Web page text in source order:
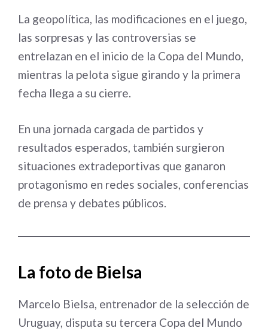
La geopolítica, las modificaciones en el juego,
las sorpresas y las controversias se
entrelazan en el inicio de la Copa del Mundo,
mientras la pelota sigue girando y la primera
fecha llega a su cierre.
En una jornada cargada de partidos y
resultados esperados, también surgieron
situaciones extradeportivas que ganaron
protagonismo en redes sociales, conferencias
de prensa y debates públicos.
La foto de Bielsa
Marcelo Bielsa, entrenador de la selección de
Uruguay, disputa su tercera Copa del Mundo